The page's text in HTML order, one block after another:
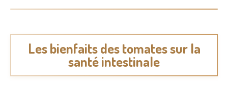
Les bienfaits des tomates sur la
santé intestinale